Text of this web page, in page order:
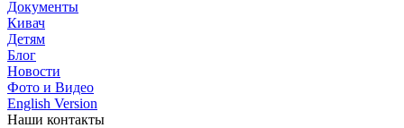
Документы
Кивач
Детям
Блог
Новости
Фото и Видео
English Version
Наши контакты